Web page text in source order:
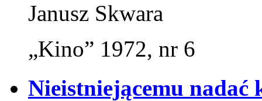
Janusz Skwara
„Kino” 1972, nr 6
Nieistniejącemu nadać